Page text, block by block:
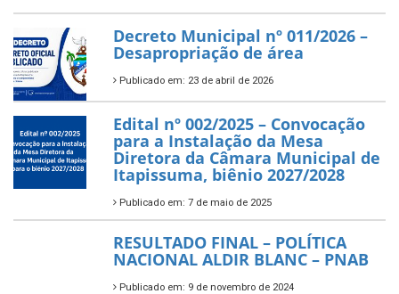
Decreto Municipal nº 011/2026 –
Desapropriação de área
Publicado em: 23 de abril de 2026
Edital nº 002/2025 – Convocação
para a Instalação da Mesa
Diretora da Câmara Municipal de
Itapissuma, biênio 2027/2028
Publicado em: 7 de maio de 2025
RESULTADO FINAL – POLÍTICA
NACIONAL ALDIR BLANC – PNAB
Publicado em: 9 de novembro de 2024